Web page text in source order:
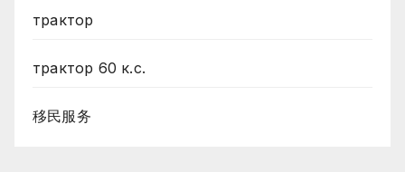
трактор
трактор 60 к.с.
移民服务